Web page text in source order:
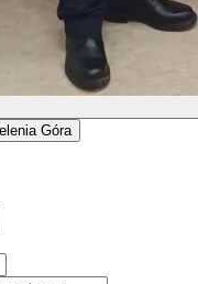
Góra